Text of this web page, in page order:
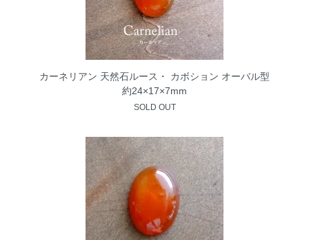
カーネリアン 天然石ルース・ カボション オーバル型
約24×17×7mm
SOLD OUT